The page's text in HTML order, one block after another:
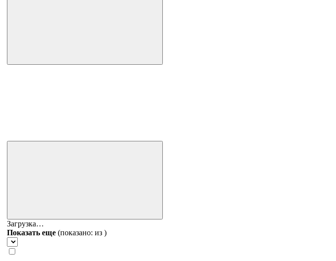
Загрузка…
Показать еще (показано: из )